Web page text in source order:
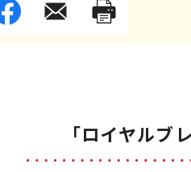
「ロイヤルブ